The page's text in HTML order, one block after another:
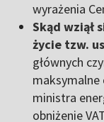
wyrażenia
Skąd wziął
życie tzw.
głównych
maksymalne
ministra
obniżenie